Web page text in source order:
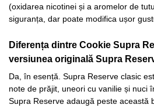
(oxidarea nicotinei și a aromelor de
siguranța, dar poate modifica ușor
Diferența dintre Cookie Supra
versiunea originală Supra
Da, în esență. Supra Reserve clasic
note de prăjit, uneori cu vanilie și nuci
Supra Reserve adaugă peste această